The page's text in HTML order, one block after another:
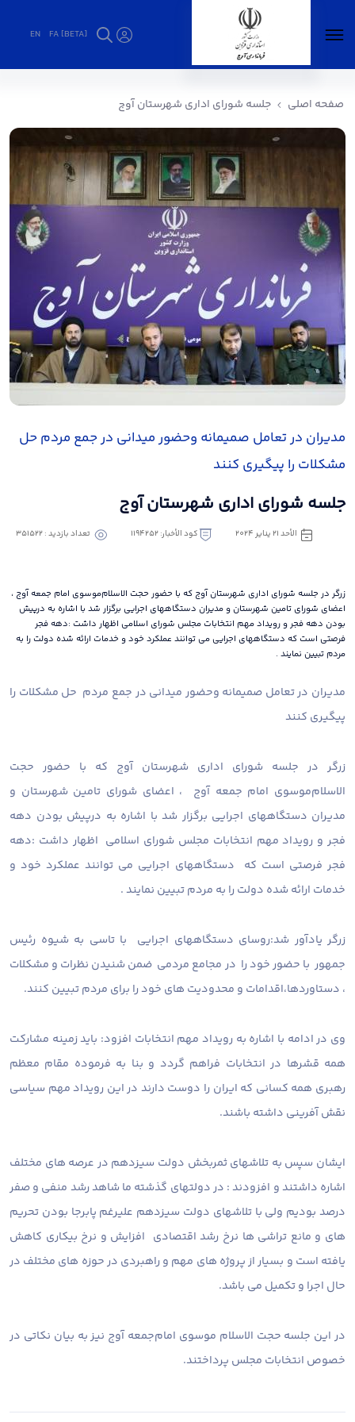
FA [BETA]
EN
آوج
صفحه اصلی جلسه شورای اداری شهرستان آوج
مدیران در تعامل صمیمانه وحضور میدانی در جمع مردم حل
مشکلات را پیگیری کنند
جلسه شورای اداری شهرستان آوج
الأحد ٢١ يناير ٢٠٢٤ كود الأخبار: 1194252 تعداد بازدید : 351522
زرگر در جلسه شورای اداری شهرستان آوج که با حضور حجت الاسلام‌موسوی امام جمعه آوج ،
اعضای شورای تامین شهرستان و مدیران دستگاههای اجرایی برگزار شد با اشاره به درپیش
بودن دهه فجر و رویداد مهم انتخابات مجلس شورای اسلامی اظهار داشت :دهه فجر
فرصتی است که دستگاههای اجرایی می توانند عملکرد خود و خدمات ارائه شده دولت را به
مردم تبیین نمایند .
مدیران در تعامل صمیمانه وحضور میدانی در جمع مردم حل مشکلات را
پیگیری کنند
زرگر در جلسه شورای اداری شهرستان آوج که با حضور حجت
الاسلام‌موسوی امام جمعه آوج ، اعضای شورای تامین شهرستان و
مدیران دستگاههای اجرایی برگزار شد با اشاره به درپیش بودن دهه
فجر و رویداد مهم انتخابات مجلس شورای اسلامی اظهار داشت :دهه
فجر فرصتی است که دستگاههای اجرایی می توانند عملکرد خود و
خدمات ارائه شده دولت را به مردم تبیین نمایند .
زرگر یادآور شد:روسای دستگاههای اجرایی با تاسی به شیوه رئیس
جمهور با حضور خود را در مجامع مردمی ضمن شنیدن نظرات و مشکلات
، دستاوردها،اقدامات و محدودیت های خود را برای مردم تبیین کنند.
وی در ادامه با اشاره به رویداد مهم انتخابات افزود: باید زمینه مشارکت
همه قشرها در انتخابات فراهم گردد و بنا به فرموده مقام معظم
رهبری همه کسانی که ایران را دوست دارند در این رویداد مهم سیاسی
نقش آفرینی داشته باشند.
ایشان سپس به تلاشهای ثمربخش دولت سیزدهم در عرصه های مختلف
اشاره داشتند و افزودند : در دولتهای گذشته ما شاهد رشد منفی و صفر
درصد بودیم ولی با تلاشهای دولت سیزدهم علیرغم‌ پابرجا بودن تحریم
های و مانع تراشی ها نرخ رشد اقتصادی افزایش و نرخ بیکاری کاهش
یافته است و بسیار از پروژه های مهم و راهبردی در حوزه های مختلف در
حال اجرا و تکمیل می باشد.
در این جلسه حجت الاسلام موسوی امام‌جمعه آوج نیز به بیان‌ نکاتی در
خصوص انتخابات مجلس پرداختند.